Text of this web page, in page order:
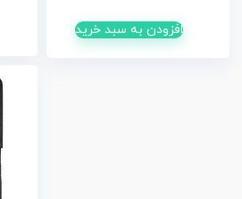
افزودن به سبد خرید